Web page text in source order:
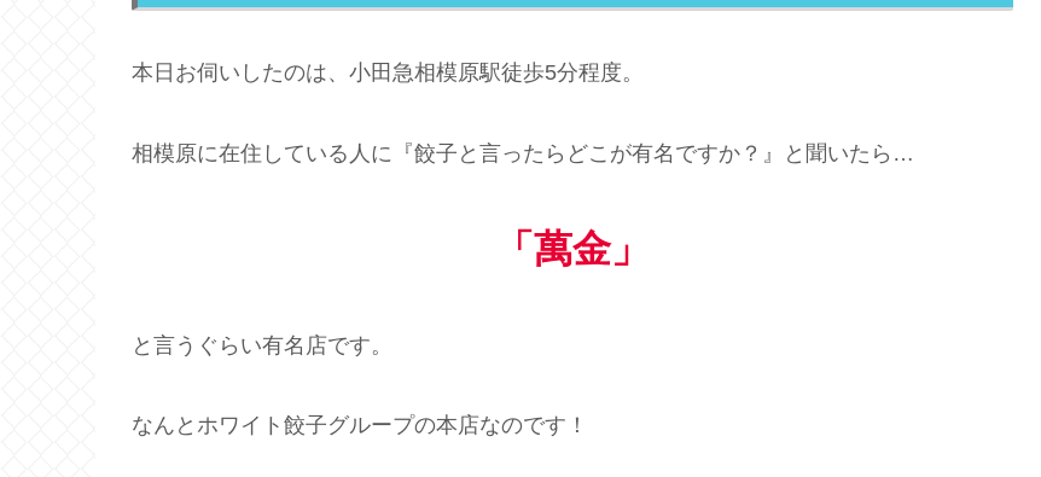
本日お伺いしたのは、小田急相模原駅徒歩5分程度。
相模原に在住している人に『餃子と言ったらどこが有名ですか？』と聞いたら…
「萬金」
と言うぐらい有名店です。
なんとホワイト餃子グループの本店なのです！